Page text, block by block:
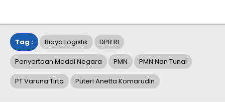
Tag : Biaya Logistik DPR RI
Penyertaan Modal Negara PMN PMN Non Tunai
PT Varuna Tirta Puteri Anetta Komarudin